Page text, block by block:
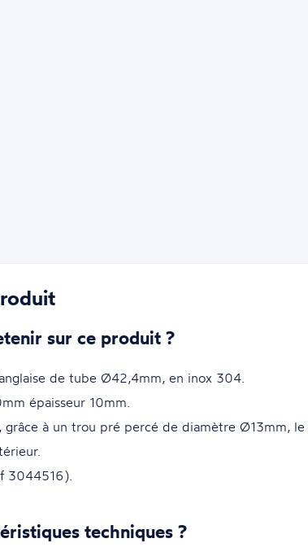
sur ce produit ?
de tube Ø42,4mm, en inox 304.
épaisseur 10mm.
à un trou pré percé de diamètre Ø13mm, le
3044516).
techniques ?